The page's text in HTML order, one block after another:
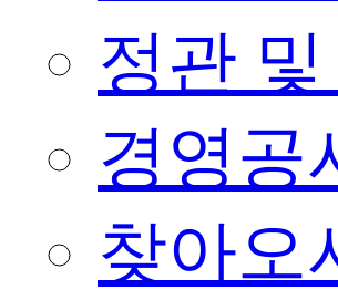
정관
경영공
찾아오